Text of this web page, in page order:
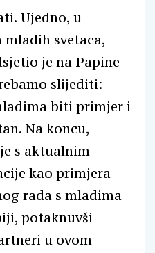
Ujedno, u
svetaca,
je na Papine
slijediti:
biti primjer i
Na koncu,
s aktualnim
kao primjera
rada s mladima
potaknuvši
u ovom